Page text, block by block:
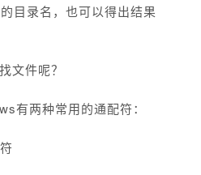
录名，也可以得出结果
件呢？
两种常用的通配符：